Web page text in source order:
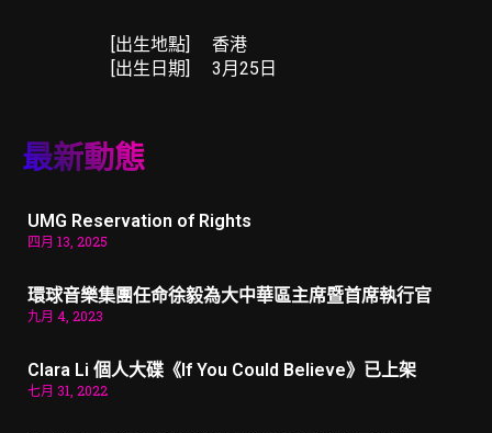
[出生地點]
[出生日期]
香港
3月25日
最新動態
UMG Reservation of Rights
四月 13, 2025
環球音樂集團任命徐毅為大中華區主席暨首席執行官
九月 4, 2023
Clara Li 個人大碟《If You Could Believe》已上架
七月 31, 2022